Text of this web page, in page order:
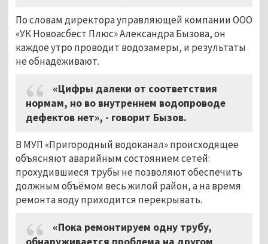
По словам директора управляющей компании ООО
«УК Новоасбест Плюс» Александра Бызова, он
каждое утро проводит водозамеры, и результаты
не обнадёживают.
«Цифры далеки от соответствия
нормам, но во внутреннем водопроводе
дефектов нет», - говорит Бызов.
В МУП «Пригородный водоканал» происходящее
объясняют аварийным состоянием сетей:
прохудившиеся трубы не позволяют обеспечить
должным объёмом весь жилой район, а на время
ремонта воду приходится перекрывать.
«Пока ремонтируем одну трубу,